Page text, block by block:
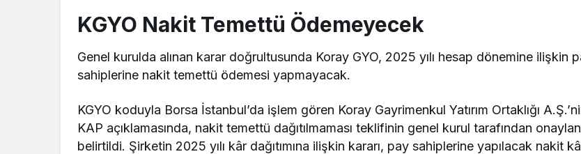
KGYO Nakit Temettü Ödemeyecek
Genel kurulda alınan karar doğrultusunda Koray GYO, 2025 yılı hesap dönemine ilişkin
sahiplerine nakit temettü ödemesi yapmayacak.
KGYO koduyla Borsa İstanbul’da işlem gören Koray Gayrimenkul Yatırım Ortaklığı
KAP açıklamasında, nakit temettü dağıtılmaması teklifinin genel kurul tarafından
belirtildi. Şirketin 2025 yılı kâr dağıtımına ilişkin kararı, pay sahiplerine yapılacak nakit